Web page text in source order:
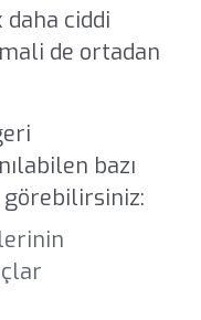
ciddi
de ortadan
bazı
görebilirsiniz: